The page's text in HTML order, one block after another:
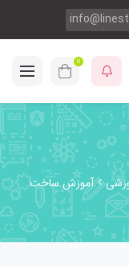
0
آموزش ساخت